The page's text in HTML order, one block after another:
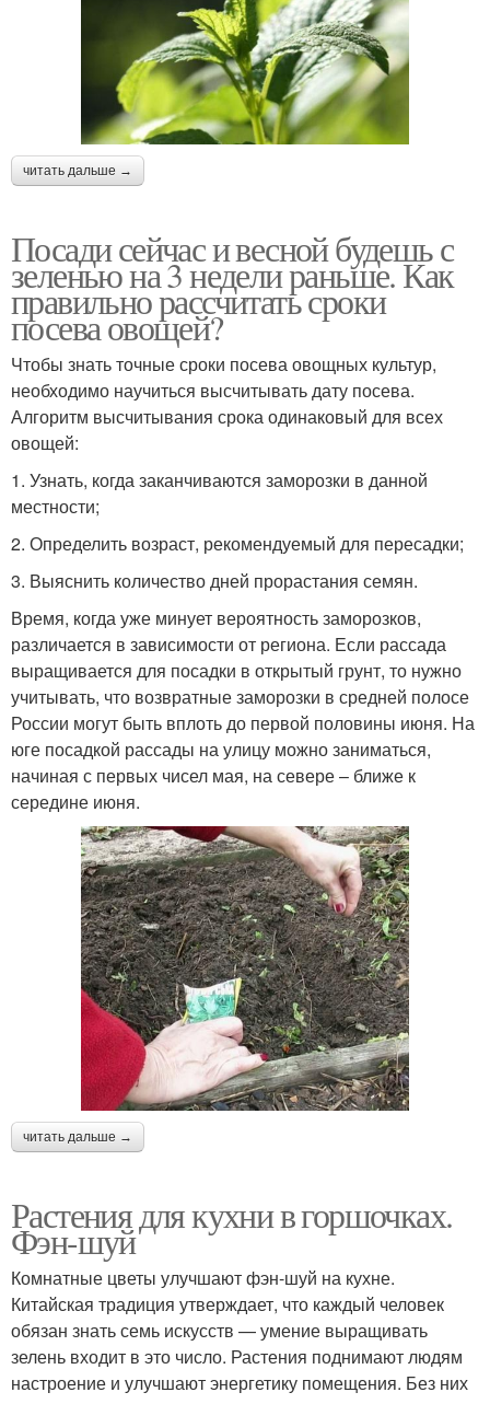
читать дальше →
Посади сейчас и весной будешь с
зеленью на 3 недели раньше. Как
правильно рассчитать сроки
посева овощей?
Чтобы знать точные сроки посева овощных культур,
необходимо научиться высчитывать дату посева.
Алгоритм высчитывания срока одинаковый для всех
овощей:
1. Узнать, когда заканчиваются заморозки в данной
местности;
2. Определить возраст, рекомендуемый для пересадки;
3. Выяснить количество дней прорастания семян.
Время, когда уже минует вероятность заморозков,
различается в зависимости от региона. Если рассада
выращивается для посадки в открытый грунт, то нужно
учитывать, что возвратные заморозки в средней полосе
России могут быть вплоть до первой половины июня. На
юге посадкой рассады на улицу можно заниматься,
начиная с первых чисел мая, на севере – ближе к
середине июня.
читать дальше →
Растения для кухни в горшочках.
Фэн-шуй
Комнатные цветы улучшают фэн-шуй на кухне.
Китайская традиция утверждает, что каждый человек
обязан знать семь искусств — умение выращивать
зелень входит в это число. Растения поднимают людям
настроение и улучшают энергетику помещения. Без них